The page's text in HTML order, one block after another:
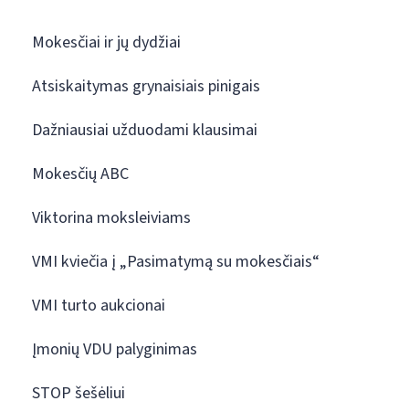
Mokesčiai ir jų dydžiai
Atsiskaitymas grynaisiais pinigais
Dažniausiai užduodami klausimai
Mokesčių ABC
Viktorina moksleiviams
VMI kviečia į „Pasimatymą su mokesčiais“
VMI turto aukcionai
Įmonių VDU palyginimas
STOP šešėliui